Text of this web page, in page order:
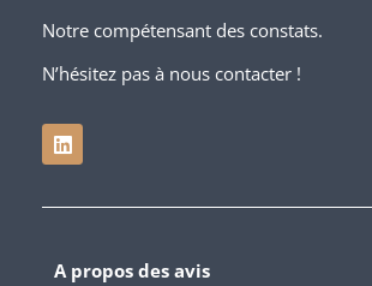
Notre compétensant des constats.
N’hésitez pas à nous contacter !
A propos des avis